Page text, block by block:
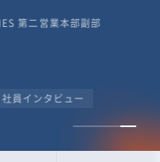
第二営業本部副部
社員インタビュー